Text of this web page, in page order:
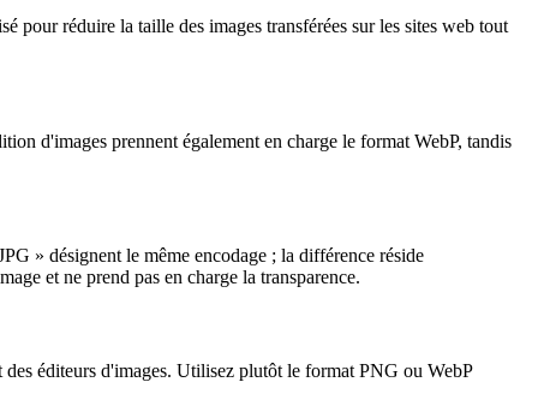
pour réduire la taille des images transférées sur les sites web tout
d'images prennent également en charge le format WebP, tandis
» désignent le même encodage ; la différence réside
et ne prend pas en charge la transparence.
éditeurs d'images. Utilisez plutôt le format PNG ou WebP